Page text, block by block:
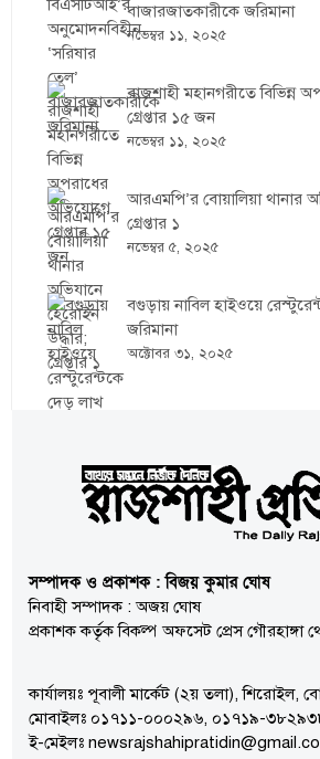
বাজারজাতকারীকে জরিমানা
নভেম্বর ১১, ২০২৫
রাজশাহী মহানগরীতে বিভিন্ন
গ্রেপ্তার ১৫ জন
নভেম্বর ১১, ২০২৫
আরএমপি’র বোয়ালিয়া থানার
গ্রেপ্তার ১
নভেম্বর ৫, ২০২৫
বগুড়ায় নাবিল হাইওয়ে
জরিমানা
অক্টোবর ৩১, ২০২৫
সম্পাদক ও প্রকাশক : বিজয় কুমার ঘোষ
নিবাহী সম্পাদক : অজয় ঘোষ
প্রকাশক কর্তৃক বিকল্প অফসেট প্রেস গৌরহাঙ্গা
কার্যালয়ঃ পূবালী মার্কেট (২য় তলা), শিরোইল,
মোবাইলঃ ০১৭১১-০০০২৯৬, ০১৭১৯-
ই-মেইলঃ